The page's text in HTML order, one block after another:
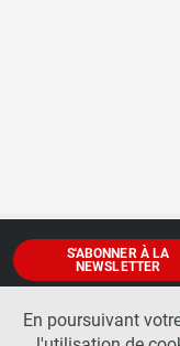
S'ABONNER À LA
NEWSLETTER
En poursuivant